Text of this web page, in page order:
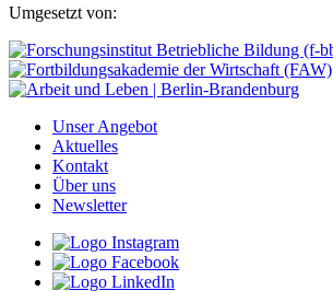
Umgesetzt von:
Unser Angebot
Aktuelles
Kontakt
Über uns
Newsletter